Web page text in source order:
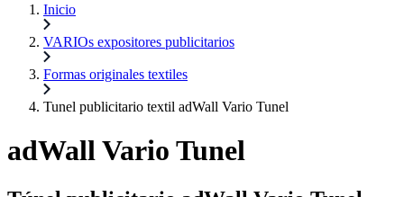
Inicio
VARIOs expositores publicitarios
Formas originales textiles
Tunel publicitario textil adWall Vario Tunel
adWall Vario Tunel